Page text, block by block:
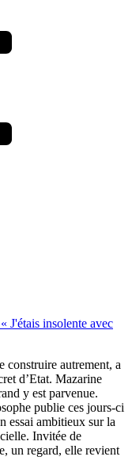
J'étais insolente avec
construire autrement, a
d’Etat. Mazarine
y est parvenue.
publie ces jours-ci
essai ambitieux sur la
Invitée de
un regard, elle revient